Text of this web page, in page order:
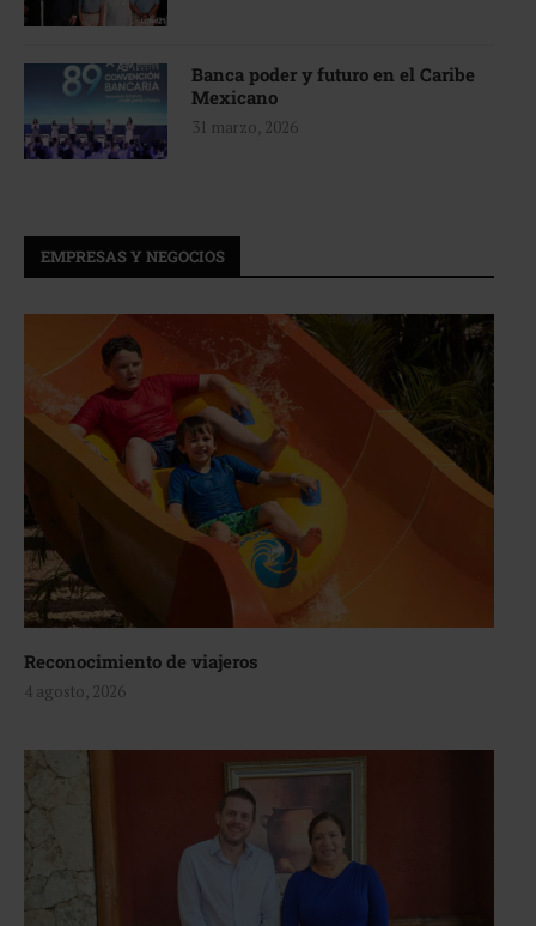
Banca poder y futuro en el Caribe
Mexicano
31 marzo, 2026
EMPRESAS Y NEGOCIOS
Reconocimiento de viajeros
4 agosto, 2026